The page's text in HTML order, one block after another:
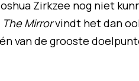
Zirkzee nog niet
The Mirrorvindt het dan
van de grooste